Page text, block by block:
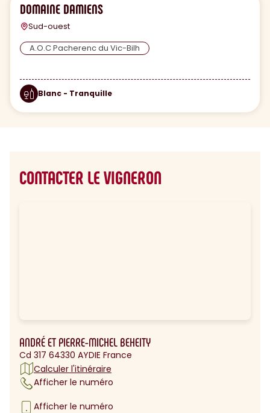
DOMAINE DAMIENS
Sud-ouest
A.O.C Pacherenc du Vic-Bilh
Blanc - Tranquille
CONTACTER LE VIGNERON
ANDRÉ ET PIERRE-MICHEL BEHEITY
Cd 317 64330 AYDIE France
Calculer l'itinéraire
Afficher le numéro
Afficher le numéro